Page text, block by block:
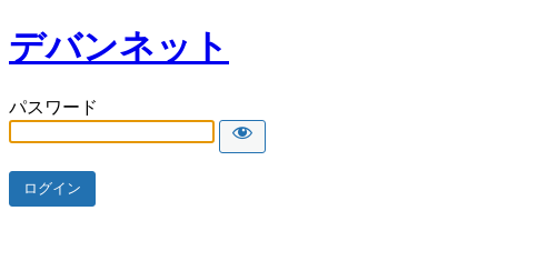
デバンネット
パスワード